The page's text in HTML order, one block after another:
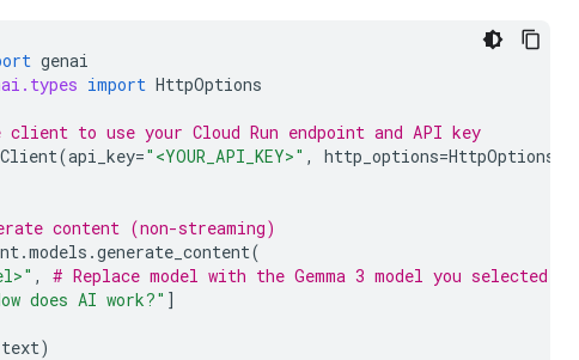
genai
import HttpOptions
client to use your Cloud Run endpoint and API key
Client(api_key="<YOUR_API_KEY>" , http_options=HttpOptions
content (non-streaming)
.models .generate_content(
,
# Replace model with the Gemma 3 model you
does AI work?" ]
text)